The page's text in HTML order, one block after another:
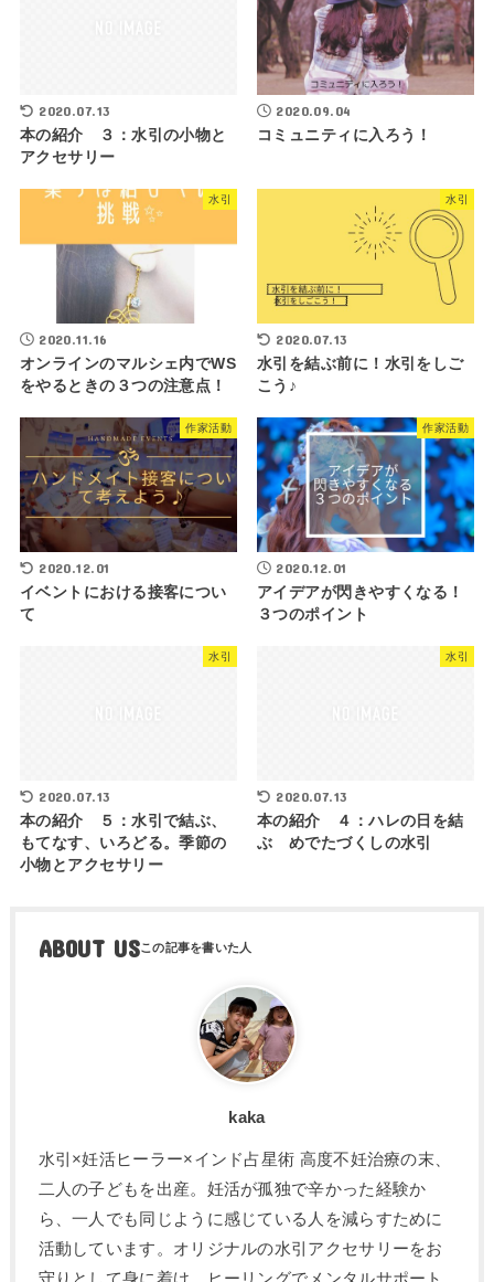
2020.07.13
本の紹介 ３：水引の小物と
アクセサリー
2020.09.04
コミュニティに入ろう！
水引
2020.11.16
オンラインのマルシェ内でWS
をやるときの３つの注意点！
水引
2020.07.13
水引を結ぶ前に！水引をしご
こう♪
作家活動
2020.12.01
イベントにおける接客につい
て
作家活動
2020.12.01
アイデアが閃きやすくなる！
３つのポイント
水引
2020.07.13
本の紹介 ５：水引で結ぶ、
もてなす、いろどる。季節の
小物とアクセサリー
水引
2020.07.13
本の紹介 ４：ハレの日を結
ぶ めでたづくしの水引
ABOUT US
kaka
水引×妊活ヒーラー×インド占星術 高度不妊治療の末、
二人の子どもを出産。妊活が孤独で辛かった経験か
ら、一人でも同じように感じている人を減らすために
活動しています。オリジナルの水引アクセサリーをお